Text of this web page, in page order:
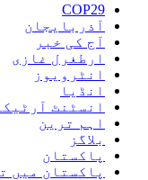
COP29
آذربایجان
آج کی خبر
ارطغرل غازی
انٹرویوز
انڈیا
انسٹنٹ
اہم ترین
بلاگز
پاکستان
پاکستان میں